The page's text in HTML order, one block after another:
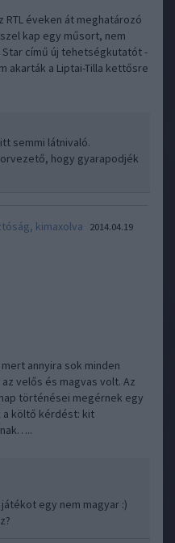
éveken át meghatározó
kap egy műsort, nem
című új tehetségkutatót -
akarták a Liptai-Tilla kettősre
semmi látnivaló.
hogy gyarapodjék
kimaxolva
2014.04.19
annyira sok minden
velős és magvas volt. Az
történései megérnek egy
költő kérdést: kit
egy nem magyar :)